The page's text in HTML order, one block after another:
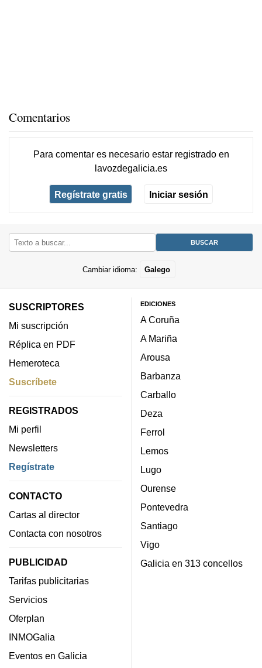
Comentarios
Para comentar es necesario estar registradoen
lavozdegalicia.es
Regístrate gratis Iniciar sesión
Cambiar idioma: Galego
SUSCRIPTORES
Mi suscripción
Réplica en PDF
Hemeroteca
Suscríbete
REGISTRADOS
Mi perfil
Newsletters
Regístrate
CONTACTO
Cartas al director
Contacta con nosotros
PUBLICIDAD
Tarifas publicitarias
Servicios
Oferplan
INMOGalia
Eventos en Galicia
EDICIONES
A Coruña
A Mariña
Arousa
Barbanza
Carballo
Deza
Ferrol
Lemos
Lugo
Ourense
Pontevedra
Santiago
Vigo
Galicia en 313 concellos